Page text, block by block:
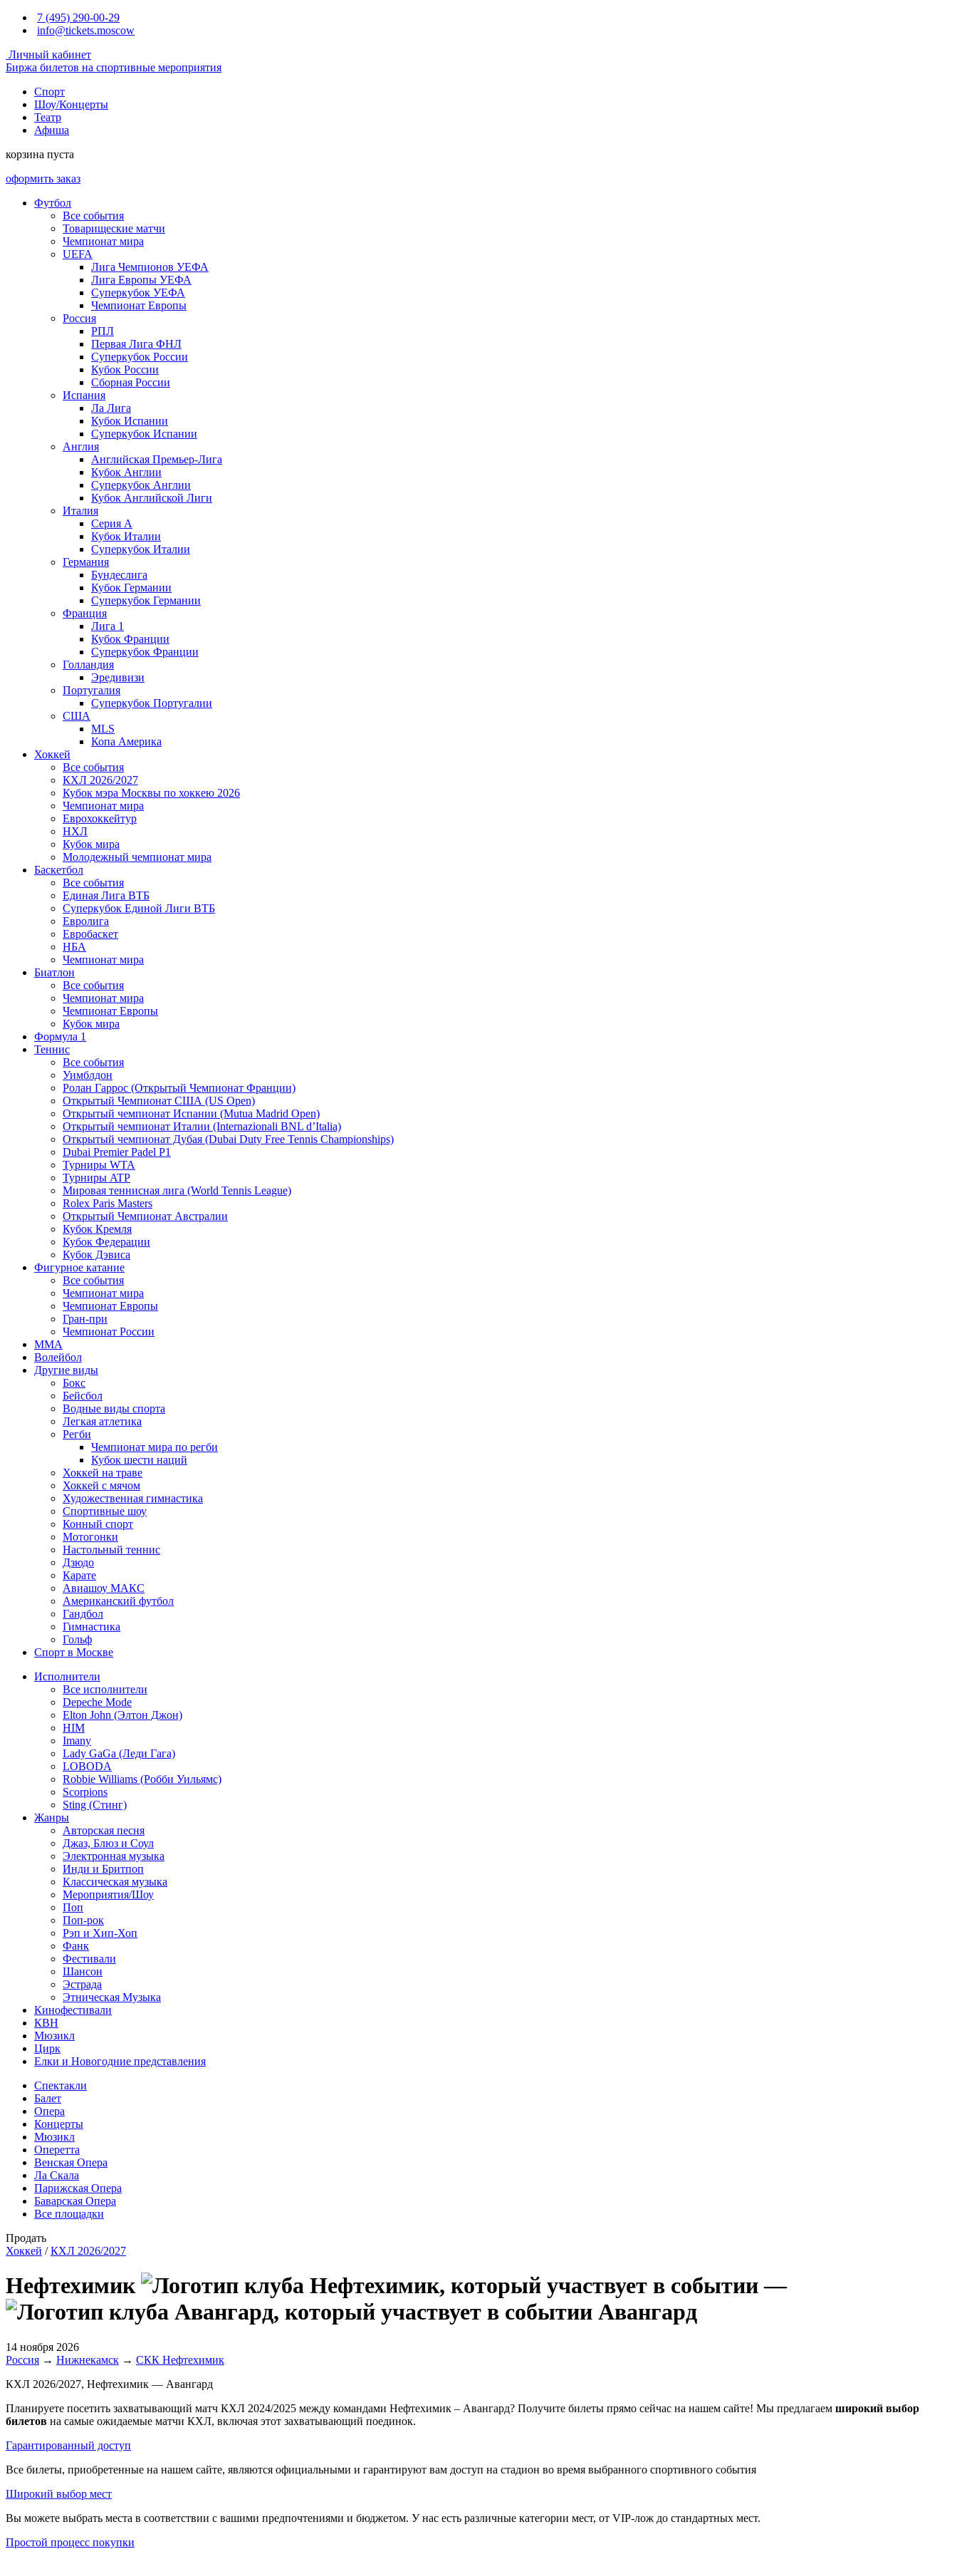
7 (495) 290-00-29
info@tickets.moscow
Личный кабинет
Биржа билетов на спортивные мероприятия
Спорт
Шоу/Концерты
Театр
Афиша
корзина пуста
оформить заказ
Футбол
Все события
Товарищеские матчи
Чемпионат мира
UEFA
Лига Чемпионов УЕФА
Лига Европы УЕФА
Суперкубок УЕФА
Чемпионат Европы
Россия
РПЛ
Первая Лига ФНЛ
Суперкубок России
Кубок России
Сборная России
Испания
Ла Лига
Кубок Испании
Суперкубок Испании
Англия
Английская Премьер-Лига
Кубок Англии
Суперкубок Англии
Кубок Английской Лиги
Италия
Серия А
Кубок Италии
Суперкубок Италии
Германия
Бундеслига
Кубок Германии
Суперкубок Германии
Франция
Лига 1
Кубок Франции
Суперкубок Франции
Голландия
Эредивизи
Португалия
Суперкубок Португалии
США
MLS
Копа Америка
Хоккей
Все события
КХЛ 2026/2027
Кубок мэра Москвы по хоккею 2026
Чемпионат мира
Еврохоккейтур
НХЛ
Кубок мира
Молодежный чемпионат мира
Баскетбол
Все события
Единая Лига ВТБ
Суперкубок Единой Лиги ВТБ
Евролига
Евробаскет
НБА
Чемпионат мира
Биатлон
Все события
Чемпионат мира
Чемпионат Европы
Кубок мира
Формула 1
Теннис
Все события
Уимблдон
Ролан Гаррос (Открытый Чемпионат Франции)
Открытый Чемпионат США (US Open)
Открытый чемпионат Испании (Mutua Madrid Open)
Открытый чемпионат Италии (Internazionali BNL d’Italia)
Открытый чемпионат Дубая (Dubai Duty Free Tennis Championships)
Dubai Premier Padel P1
Турниры WTA
Турниры ATP
Мировая теннисная лига (World Tennis League)
Rolex Paris Masters
Открытый Чемпионат Австралии
Кубок Кремля
Кубок Федерации
Кубок Дэвиса
Фигурное катание
Все события
Чемпионат мира
Чемпионат Европы
Гран-при
Чемпионат России
MMA
Волейбол
Другие виды
Бокс
Бейсбол
Водные виды спорта
Легкая атлетика
Регби
Чемпионат мира по регби
Кубок шести наций
Хоккей на траве
Хоккей с мячом
Художественная гимнастика
Спортивные шоу
Конный спорт
Мотогонки
Настольный теннис
Дзюдо
Карате
Авиашоу МАКС
Американский футбол
Гандбол
Гимнастика
Гольф
Спорт в Москве
Исполнители
Все исполнители
Depeche Mode
Elton John (Элтон Джон)
HIM
Imany
Lady GaGa (Леди Гага)
LOBODA
Robbie Williams (Робби Уильямс)
Scorpions
Sting (Стинг)
Жанры
Авторская песня
Джаз, Блюз и Соул
Электронная музыка
Инди и Бритпоп
Классическая музыка
Мероприятия/Шоу
Поп
Поп-рок
Рэп и Хип-Хоп
Фанк
Фестивали
Шансон
Эстрада
Этническая Музыка
Кинофестивали
КВН
Мюзикл
Цирк
Елки и Новогодние представления
Спектакли
Балет
Опера
Концерты
Мюзикл
Оперетта
Венская Опера
Ла Скала
Парижская Опера
Баварская Опера
Все площадки
Продать
Хоккей /КХЛ 2026/2027
Нефтехимик
—
Авангард
14 ноября 2026
Россия → Нижнекамск → СКК Нефтехимик
КХЛ 2026/2027, Нефтехимик — Авангард
Планируете посетить захватывающий матч КХЛ 2024/2025 между командами Нефтехимик – Авангард? Получите билеты прямо сейчас на нашем сайте! Мы предлагаем широкий выбор
билетов на самые ожидаемые матчи КХЛ, включая этот захватывающий поединок.
Гарантированный доступ
Все билеты, приобретенные на нашем сайте, являются официальными и гарантируют вам доступ на стадион во время выбранного спортивного события
Широкий выбор мест
Вы можете выбрать места в соответствии с вашими предпочтениями и бюджетом. У нас есть различные категории мест, от VIP-лож до стандартных мест.
Простой процесс покупки